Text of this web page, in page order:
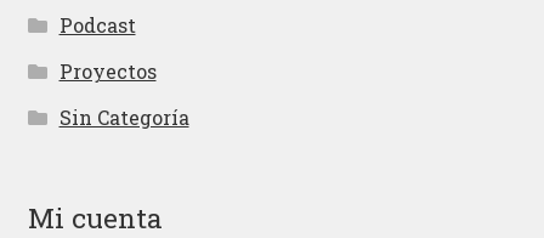
Podcast
Proyectos
Sin Categoría
Mi cuenta